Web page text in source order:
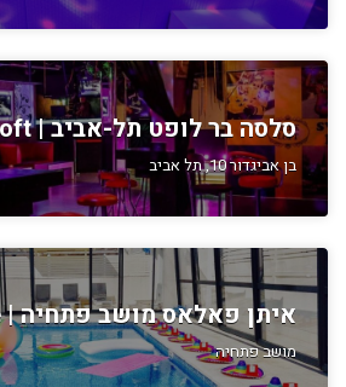
סלסה בר לופט תל-אביב | Salsa Bar Loft
בן אביגדור 10, תל אביב
איתן פאלאס מושב פתחיה | Eitan Palace
מושב פתחיה